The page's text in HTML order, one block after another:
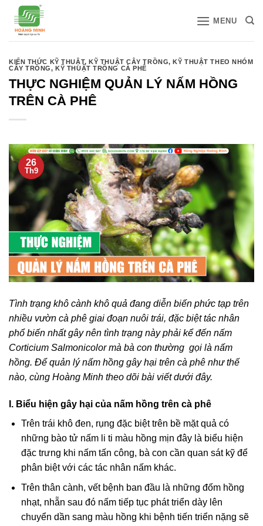
qua
MENU
KIẾN THỨC KỸ THUẬT,KỸ THUẬT CÂY TRỒNG,KỸ THUẬT THEO NHÓM
CÂY TRỒNG,KỸ THUẬT TRỒNG CÀ PHÊ
THỰC NGHIỆM QUẢN LÝ NẤM HỒNG
TRÊN CÀ PHÊ
26
Th9
Tình trạng khô cành khô quả đang diễn biến phức tạp trên
nhiều vườn cà phê giai đoạn nuôi trái, đặc biệt tác nhân
phổ biến nhất gây nên tình trạng này phải kể đến nấm
Corticium Salmonicolor mà bà con thường gọi là nấm
hồng. Để quản lý nấm hồng gây hại trên cà phê như thế
nào, cùng Hoàng Minh theo dõi bài viết dưới đây.
I. Biểu hiện gây hại của nấm hồng trên cà phê
Trên trái khô đen, rụng đặc biệt trên bề mặt quả có
những bào tử nấm li ti màu hồng mịn đây là biểu hiện
đặc trưng khi nấm tấn công, bà con cần quan sát kỹ để
phân biệt với các tác nhân nấm khác.
Trên thân cành, vết bệnh ban đầu là những đốm hồng
nhạt, nhẵn sau đó nấm tiếp tục phát triển dày lên
chuyển dần sang màu hồng khi bệnh tiến triển nặng sẽ